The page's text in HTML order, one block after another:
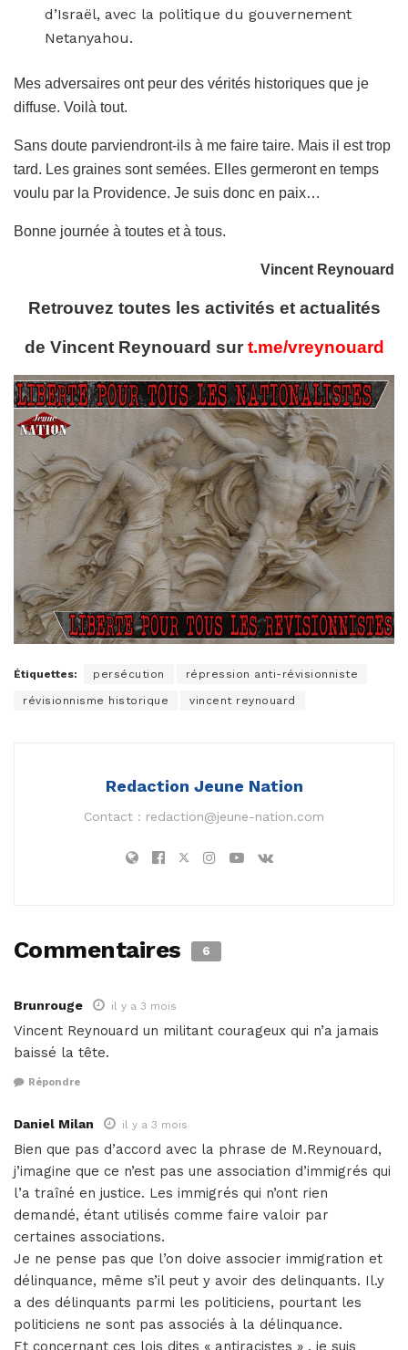
d’Israël, avec la politique du gouvernement
Netanyahou.
Mes adversaires ont peur des vérités historiques que je
diffuse. Voilà tout.
Sans doute parviendront-ils à me faire taire. Mais il est trop
tard. Les graines sont semées. Elles germeront en temps
voulu par la Providence. Je suis donc en paix…
Bonne journée à toutes et à tous.
Vincent Reynouard
Retrouvez toutes les activités et actualités
de Vincent Reynouard sur t.me/vreynouard
Étiquettes: persécution répression anti-révisionniste
révisionnisme historique vincent reynouard
Redaction Jeune Nation
Contact : redaction@jeune-nation.com
Commentaires 6
Brunrouge il y a 3 mois
Vincent Reynouard un militant courageux qui n’a jamais
baissé la tête.
Répondre
Daniel Milan il y a 3 mois
Bien que pas d’accord avec la phrase de M.Reynouard,
j’imagine que ce n’est pas une association d’immigrés qui
l’a traîné en justice. Les immigrés qui n’ont rien
demandé, étant utilisés comme faire valoir par
certaines associations.
Je ne pense pas que l’on doive associer immigration et
délinquance, même s’il peut y avoir des delinquants. Il.y
a des délinquants parmi les politiciens, pourtant les
politiciens ne sont pas associés à la délinquance.
Et concernant ces lois dites « antiracistes » , je suis